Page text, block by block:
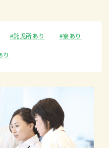
託児所あり 寮あり
り